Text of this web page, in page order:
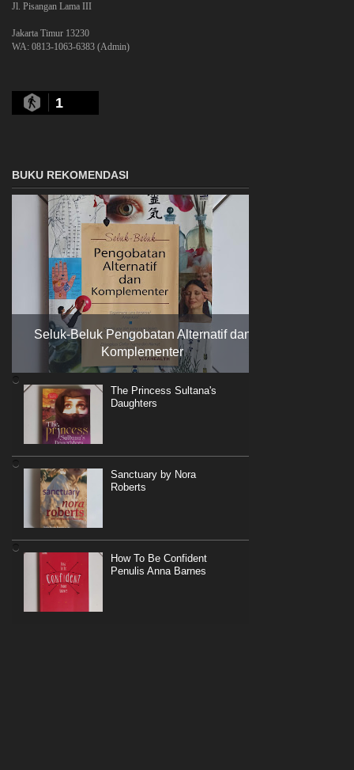
Jl. Pisangan Lama III
Jakarta Timur 13230
WA: 0813-1063-6383 (Admin)
1
BUKU REKOMENDASI
Seluk-Beluk Pengobatan Alternatif dan
Komplementer
The Princess Sultana's
Daughters
Sanctuary by Nora
Roberts
How To Be Confident
Penulis Anna Barnes